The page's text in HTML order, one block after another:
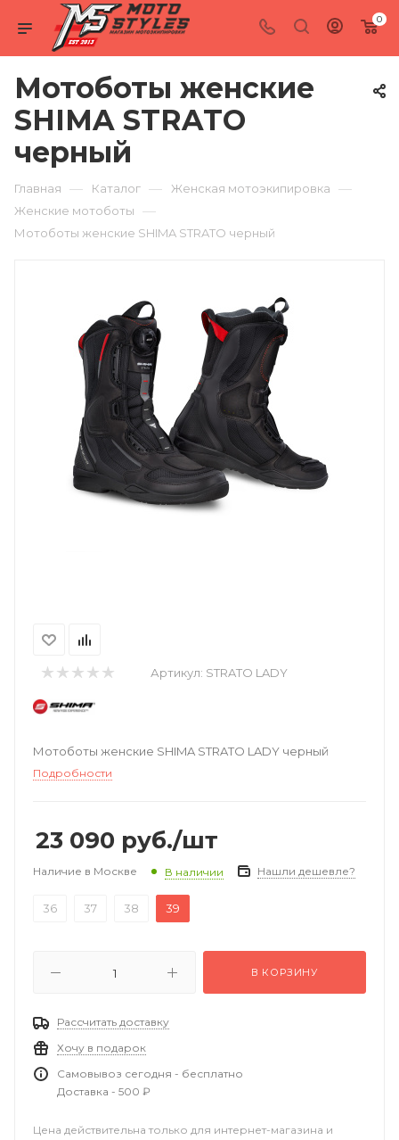
0
Мотоботы женские
SHIMA STRATO
черный
Главная — Каталог — Женская мотоэкипировка —
Женские мотоботы —
Мотоботы женские SHIMA STRATO черный
Артикул: STRATO LADY
Мотоботы женские SHIMA STRATO LADY черный
Подробности
23 090 руб./шт
Наличие в Москве В наличии Нашли дешевле?
36 37 38 39
В КОРЗИНУ
Рассчитать доставку
Хочу в подарок
Самовывоз сегодня - бесплатно
Доставка - 500 ₽
Цена действительна только для интернет-магазина и